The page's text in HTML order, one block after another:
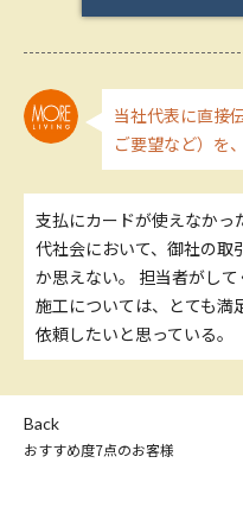
当社代表に直接
ご要望など）を
支払にカードが使えなかっ
代社会において、御社の取
か思えない。 担当者がし
施工については、とても満
依頼したいと思っている。
Back
おすすめ度7点のお客様